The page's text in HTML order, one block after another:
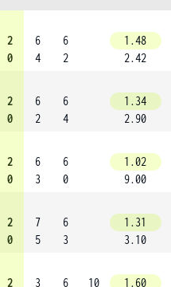
2
0
6
4
6
2
1.48
2.42
2
0
6
2
6
4
1.34
2.90
2
0
6
3
6
0
1.02
9.00
2
0
7
5
6
3
1.31
3.10
2
3
6
10
1.60